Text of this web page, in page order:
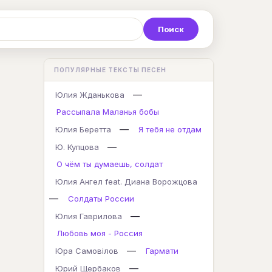
С Т У Ф Х Ц
L M N O P Q
ПОПУЛЯРНЫЕ ТЕКСТЫ ПЕСЕН
Юлия Жданькова —
Рассыпала Маланья бобы
Юлия Беретта
—
Я тебя не отдам
Ю. Купцова
—
О чём ты думаешь, солдат
Юлия Ангел feat. Диана Ворожцова
—
Солдаты России
Юлия Гаврилова
—
Любовь моя - Россия
Юра Самовілов
—
Гармати
Юрий Щербаков
—